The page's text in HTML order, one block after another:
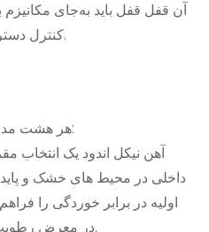
آن قفل قفل باید به‌جای
کنترل دسترسی دو برابر شود، مفید است.
هر هشت مدل دارای سه گزینه مواد هستند:
آهن نیکل اندود یک انتخاب
داخلی در محیط های خشک و
اولیه در برابر خوردگی را
در معرض رطوبت طولانی مدت مناسب نیست.